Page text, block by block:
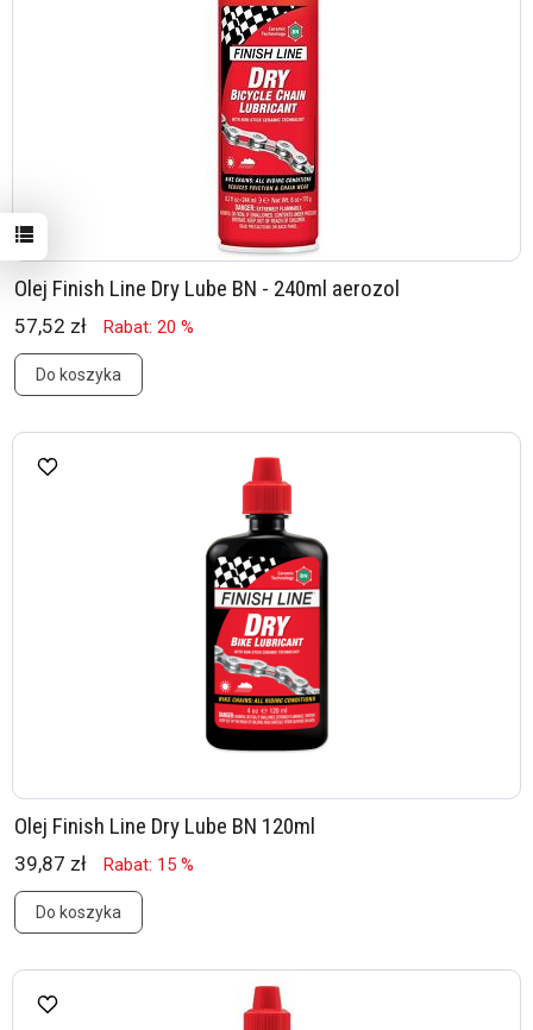
Olej Finish Line Dry Lube BN - 240ml aerozol
57,52 zł Rabat: 20 %
Do koszyka
Olej Finish Line Dry Lube BN 120ml
39,87 zł Rabat: 15 %
Do koszyka